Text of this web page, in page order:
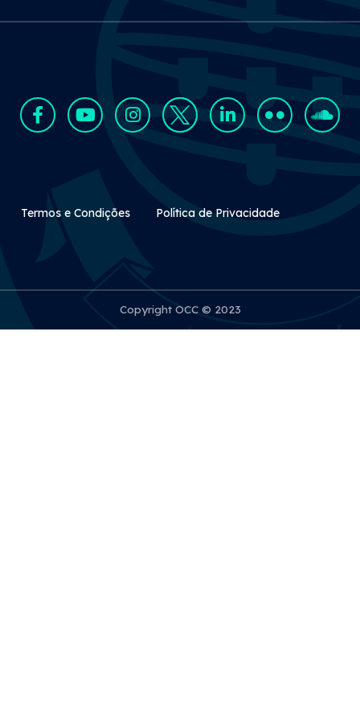
Rodapé Secundário
Termos e Condições Política de Privacidade
Copyright OCC © 2023